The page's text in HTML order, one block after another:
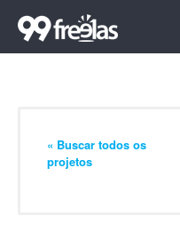
« Buscar todos os
projetos